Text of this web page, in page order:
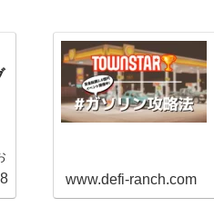
www.defi-ranch.com